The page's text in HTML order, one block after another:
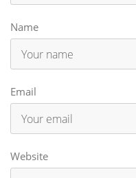
Name
Email
Website